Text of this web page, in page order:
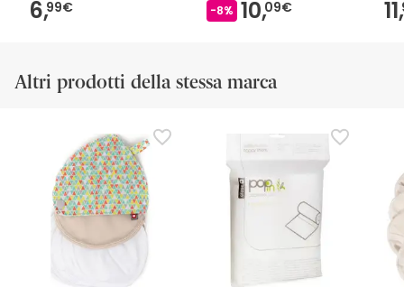
6,99€ -8% 10,09€ 11,
Altri prodotti della stessa marca